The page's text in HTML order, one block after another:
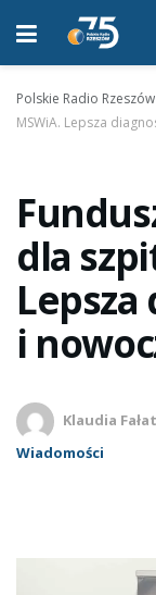
Polskie Radio Rzeszów
MSWiA. Lepsza
dla
i
Klaudia Fałat
Wiadomości